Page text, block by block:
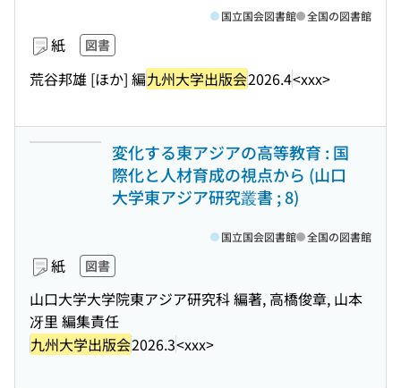
紙 図書
荒谷邦雄 [ほか] 編九州大学出版会2026.4<xxx>
国立国会図書館 全国の図書館
変化する東アジアの高等教育 : 国
際化と人材育成の視点から (山口
大学東アジア研究叢書 ; 8)
紙 図書
山口大学大学院東アジア研究科 編著, 高橋俊章, 山本
冴里 編集責任
九州大学出版会2026.3<xxx>
国立国会図書館 全国の図書館